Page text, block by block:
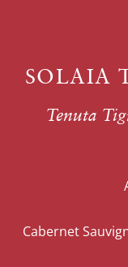
SOLAIA
Tenuta
Cabernet